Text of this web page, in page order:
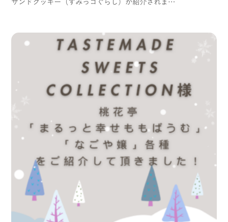
サンドクッキー（すみっコぐらし）が紹介されま…